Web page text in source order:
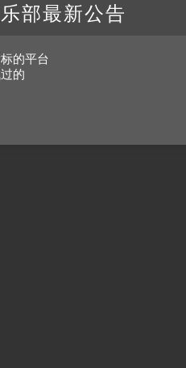
部最新公告
的平台
的